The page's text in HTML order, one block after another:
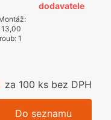
:
13,00
: 1
dodavatele
za 100 ks bez DPH
Do seznamu